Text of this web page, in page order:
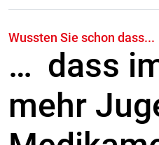
Wussten Sie schon dass...
… dass
mehr